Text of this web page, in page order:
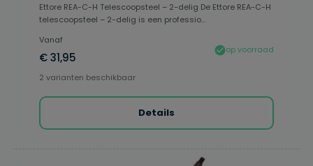
Ettore REA-C-H Telescoopsteel – 2-delig De Ettore REA-C-H
telescoopsteel – 2-delig is een professio...
Vanaf
€ 31,95
op voorraad
2 varianten beschikbaar
Details